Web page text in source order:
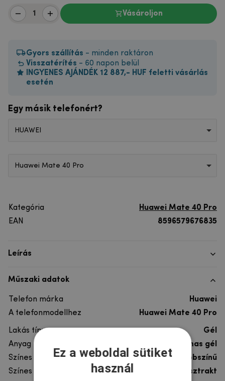
Vásároljon
Gyors szállítás - minden raktáron
Visszatérítés - 60 napon belül
INGYENES AJÁNDÉK 12 887,- HUF feletti vásárlás
esetén
Egy másik telefonért?
HUAWEI
Huawei Mate 40 Pro
Kategória
Huawei Mate 40 Pro
EAN
8596579676835
Leírás
Műszaki adatok
Telefon márka
Huawei
A telefonmodellhez
Huawei Mate 40 Pro
Lakás típusa
Gél
Anyag
rugalmas gél
Színes
többszínű
Színes motívum
Absztrakt
Ez a weboldal sütiket
használ